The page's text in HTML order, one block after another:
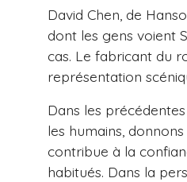
David Chen, de
dont les gens voient
cas. Le fabricant du
représentation
Dans les
les humains,
contribue à la
habitués. Dans la